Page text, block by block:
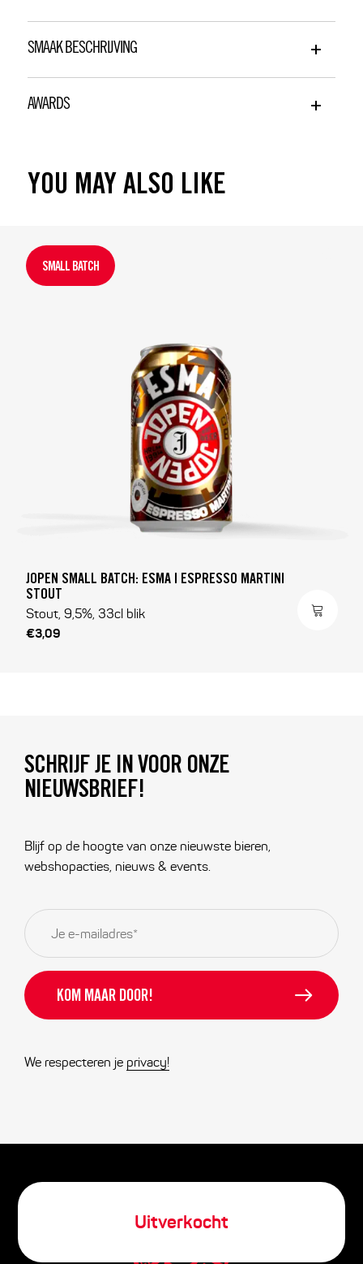
Uitverkocht
SMAAK BESCHRIJVING
AWARDS
YOU MAY ALSO LIKE
SMALL BATCH
JOPEN SMALL BATCH: ESMA | ESPRESSO MARTINI
STOUT
Stout, 9,5%, 33cl blik
€3,09
SCHRIJF JE IN VOOR ONZE
NIEUWSBRIEF!
Blijf op de hoogte van onze nieuwste bieren,
webshopacties, nieuws & events.
E-
mailadres *
We respecteren je privacy!